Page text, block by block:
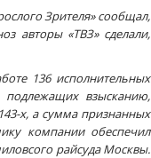
Зрителя» сообщал,
авторы «ТВЗ» сделали,
136 исполнительных
подлежащих взысканию,
х, а сумма признанных
компании обеспечил
райсуда Москвы.